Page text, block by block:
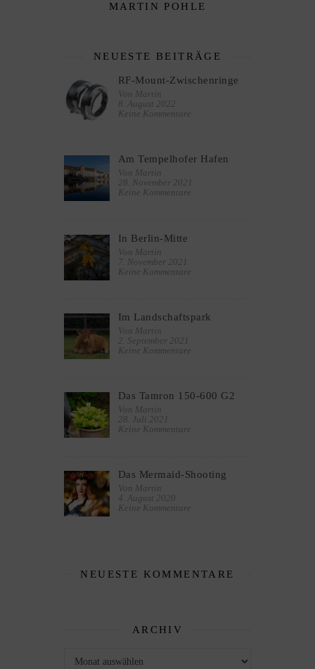
MARTIN POHLE
NEUESTE BEITRÄGE
RF-Mount-Zwischenringe
Von Martin
8. August 2022
Keine Kommentare
Am Tempelhofer Hafen
Von Martin
28. November 2021
Keine Kommentare
In Berlin-Mitte
Von Martin
7. November 2021
Keine Kommentare
Im Landschaftspark
Von Martin
2. September 2021
Keine Kommentare
Das Tamron 150-600 G2
Von Martin
28. Juli 2021
Keine Kommentare
Das Mermaid-Shooting
Von Martin
4. August 2020
Keine Kommentare
NEUESTE KOMMENTARE
ARCHIV